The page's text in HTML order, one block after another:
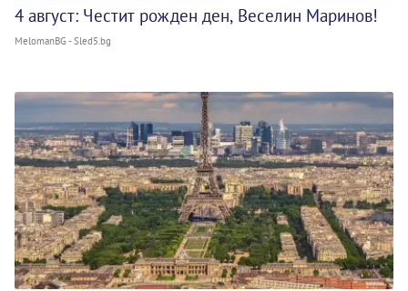
4 август: Честит рожден ден, Веселин Маринов!
MelomanBG - Sled5.bg